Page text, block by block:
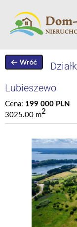
treści
Lubieszewo
Cena: 199 000 PLN
3025.00 m2